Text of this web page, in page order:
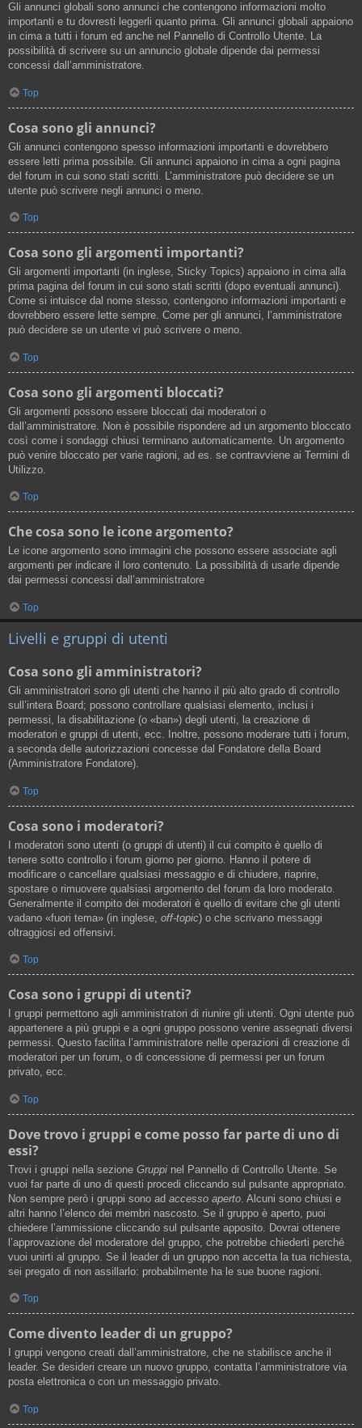
Gli annunci globali sono annunci che contengono informazioni molto
importanti e tu dovresti leggerli quanto prima. Gli annunci globali appaiono
in cima a tutti i forum ed anche nel Pannello di Controllo Utente. La
possibilità di scrivere su un annuncio globale dipende dai permessi
concessi dall’amministratore.
Top
Cosa sono gli annunci?
Gli annunci contengono spesso informazioni importanti e dovrebbero
essere letti prima possibile. Gli annunci appaiono in cima a ogni pagina
del forum in cui sono stati scritti. L’amministratore può decidere se un
utente può scrivere negli annunci o meno.
Top
Cosa sono gli argomenti importanti?
Gli argomenti importanti (in inglese, Sticky Topics) appaiono in cima alla
prima pagina del forum in cui sono stati scritti (dopo eventuali annunci).
Come si intuisce dal nome stesso, contengono informazioni importanti e
dovrebbero essere lette sempre. Come per gli annunci, l’amministratore
può decidere se un utente vi può scrivere o meno.
Top
Cosa sono gli argomenti bloccati?
Gli argomenti possono essere bloccati dai moderatori o
dall’amministratore. Non è possibile rispondere ad un argomento bloccato
così come i sondaggi chiusi terminano automaticamente. Un argomento
può venire bloccato per varie ragioni, ad es. se contravviene ai Termini di
Utilizzo.
Top
Che cosa sono le icone argomento?
Le icone argomento sono immagini che possono essere associate agli
argomenti per indicare il loro contenuto. La possibilità di usarle dipende
dai permessi concessi dall’amministratore
Top
Livelli e gruppi di utenti
Cosa sono gli amministratori?
Gli amministratori sono gli utenti che hanno il più alto grado di controllo
sull’intera Board; possono controllare qualsiasi elemento, inclusi i
permessi, la disabilitazione (o «ban») degli utenti, la creazione di
moderatori e gruppi di utenti, ecc. Inoltre, possono moderare tutti i forum,
a seconda delle autorizzazioni concesse dal Fondatore della Board
(Amministratore Fondatore).
Top
Cosa sono i moderatori?
I moderatori sono utenti (o gruppi di utenti) il cui compito è quello di
tenere sotto controllo i forum giorno per giorno. Hanno il potere di
modificare o cancellare qualsiasi messaggio e di chiudere, riaprire,
spostare o rimuovere qualsiasi argomento del forum da loro moderato.
Generalmente il compito dei moderatori è quello di evitare che gli utenti
vadano «fuori tema» (in inglese, off-topic) o che scrivano messaggi
oltraggiosi ed offensivi.
Top
Cosa sono i gruppi di utenti?
I gruppi permettono agli amministratori di riunire gli utenti. Ogni utente può
appartenere a più gruppi e a ogni gruppo possono venire assegnati diversi
permessi. Questo facilita l’amministratore nelle operazioni di creazione di
moderatori per un forum, o di concessione di permessi per un forum
privato, ecc.
Top
Dove trovo i gruppi e come posso far parte di uno di
essi?
Trovi i gruppi nella sezione Gruppi nel Pannello di Controllo Utente. Se
vuoi far parte di uno di questi procedi cliccando sul pulsante appropriato.
Non sempre però i gruppi sono ad accesso aperto . Alcuni sono chiusi e
altri hanno l’elenco dei membri nascosto. Se il gruppo è aperto, puoi
chiedere l’ammissione cliccando sul pulsante apposito. Dovrai ottenere
l’approvazione del moderatore del gruppo, che potrebbe chiederti perché
vuoi unirti al gruppo. Se il leader di un gruppo non accetta la tua richiesta,
sei pregato di non assillarlo: probabilmente ha le sue buone ragioni.
Top
Come divento leader di un gruppo?
I gruppi vengono creati dall’amministratore, che ne stabilisce anche il
leader. Se desideri creare un nuovo gruppo, contatta l’amministratore via
posta elettronica o con un messaggio privato.
Top